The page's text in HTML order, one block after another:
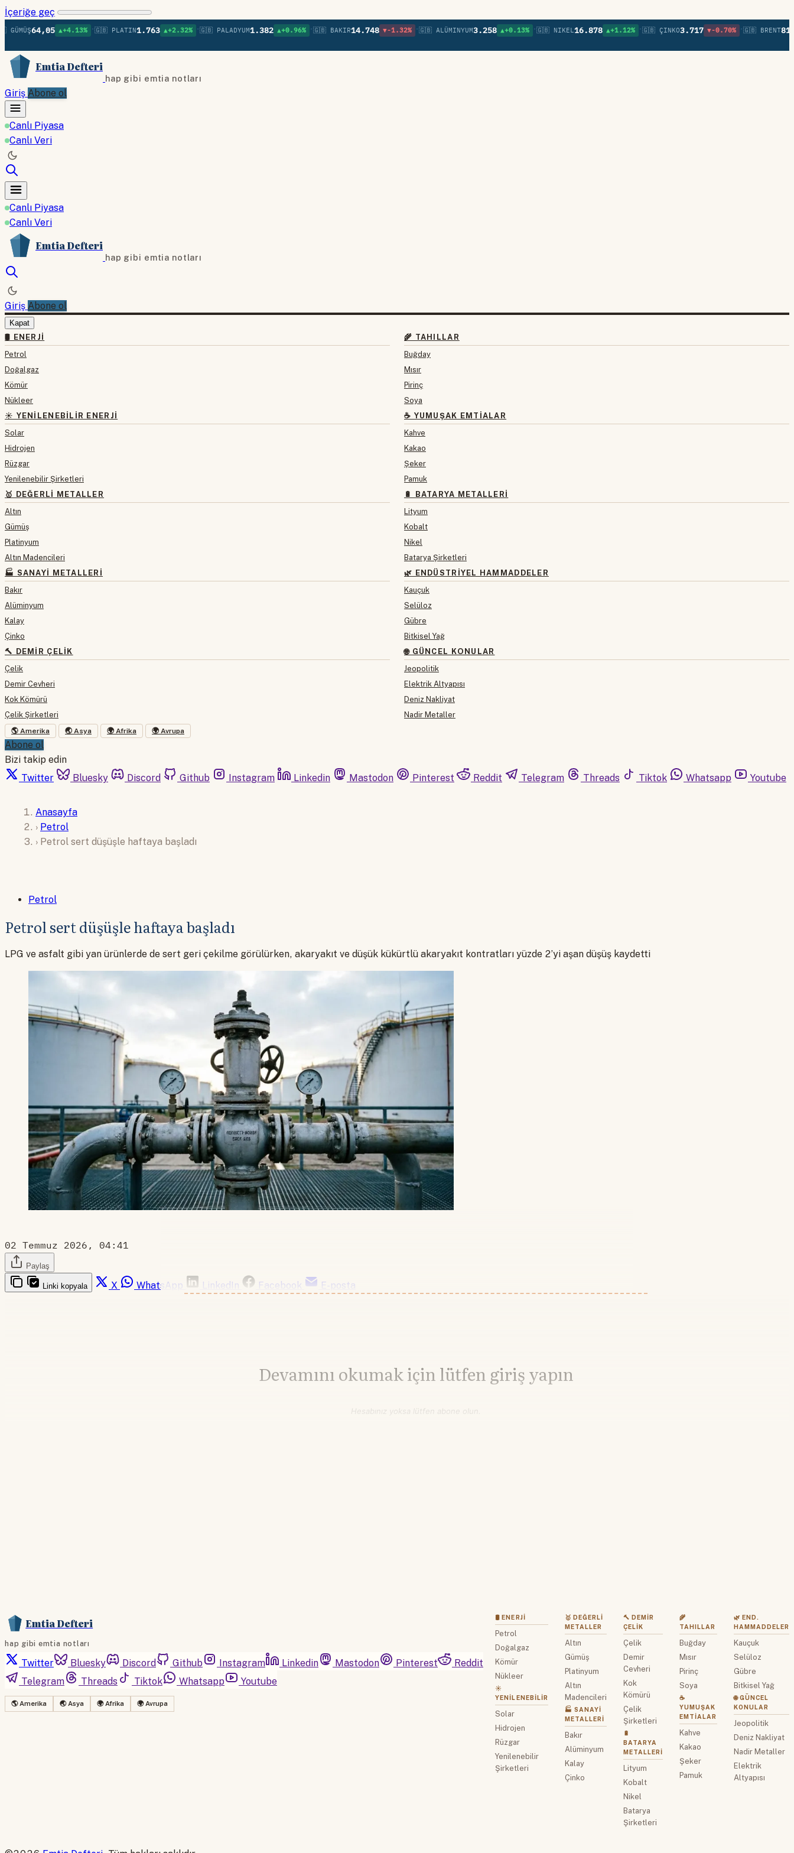
İçeriğe geç
64,05 ▲+4.13% •🇬🇧 PLATIN1.763 ▲+2.32% •🇬🇧 PALADYUM1.382 ▲+0.96% •🇬🇧 BAKIR14.748 ▼-1.32% •🇬🇧 ALÜMINYUM3.258 ▲+0.13% •🇬🇧 NIKEL16.878 ▲+1.12% •🇬🇧 ÇINKO3.717 ▼-0.70% •🇬🇧 BRENT81,90
Emtia Defteri
hap gibi emtia notları
Giriş Abone ol
Canlı Piyasa
Canlı Veri
Canlı Piyasa
Canlı Veri
Emtia Defteri
hap gibi emtia notları
Giriş Abone ol
Kapat
🛢 ENERJI
Petrol
Doğalgaz
Kömür
Nükleer
☀️ YENILENEBILIR ENERJI
Solar
Hidrojen
Rüzgar
Yenilenebilir Şirketleri
🥇 DEĞERLI METALLER
Altın
Gümüş
Platinyum
Altın Madencileri
🏭 SANAYI METALLERI
Bakır
Alüminyum
Kalay
Çinko
🔨 DEMIR ÇELIK
Çelik
Demir Cevheri
Kok Kömürü
Çelik Şirketleri
🌾 TAHILLAR
Buğday
Mısır
Pirinç
Soya
☕ YUMUŞAK EMTIALAR
Kahve
Kakao
Şeker
Pamuk
🔋 BATARYA METALLERI
Lityum
Kobalt
Nikel
Batarya Şirketleri
🌿 ENDÜSTRIYEL HAMMADDELER
Kauçuk
Selüloz
Gübre
Bitkisel Yağ
🌐 GÜNCEL KONULAR
Jeopolitik
Elektrik Altyapısı
Deniz Nakliyat
Nadir Metaller
🌎 Amerika 🌏 Asya 🌍 Afrika 🌍 Avrupa
Abone ol
Bizi takip edin
Twitter
Bluesky Discord Github Instagram Linkedin Mastodon Pinterest Reddit Telegram Threads Tiktok Whatsapp Youtube
Anasayfa
› Petrol
› Petrol sert düşüşle haftaya başladı
Petrol
Petrol sert düşüşle haftaya başladı
LPG ve asfalt gibi yan ürünlerde de sert geri çekilme görülürken, akaryakıt ve düşük kükürtlü akaryakıt kontratları yüzde 2’yi aşan düşüş kaydetti
02 Temmuz 2026, 04:41
Paylaş
Linki kopyala X WhatsApp LinkedIn Facebook E-posta
Devamını okumak için lütfen giriş yapın
Hesabınız yoksa lütfen abone olun.
Emtia Defteri
hap gibi emtia notları
Twitter Bluesky Discord Github Instagram Linkedin Mastodon Pinterest
Reddit
Telegram
Threads Tiktok Whatsapp Youtube
🌎 Amerika 🌏 Asya 🌍 Afrika 🌍 Avrupa
🛢 ENERJI
Petrol
Doğalgaz
Kömür
Nükleer
☀️
YENILENEBILIR
Solar
Hidrojen
Rüzgar
Yenilenebilir
Şirketleri
🥇 DEĞERLI
METALLER
Altın
Gümüş
Platinyum
Altın
Madencileri
🏭 SANAYI
METALLERI
Bakır
Alüminyum
Kalay
Çinko
🔨 DEMIR
ÇELIK
Çelik
Demir
Cevheri
Kok
Kömürü
Çelik
Şirketleri
🔋
BATARYA
METALLERI
Lityum
Kobalt
Nikel
Batarya
Şirketleri
🌾
TAHILLAR
Buğday
Mısır
Pirinç
Soya
☕
YUMUŞAK
EMTIALAR
Kahve
Kakao
Şeker
Pamuk
🌿 END.
HAMMADDELER
Kauçuk
Selüloz
Gübre
Bitkisel Yağ
🌐 GÜNCEL
KONULAR
Jeopolitik
Deniz Nakliyat
Nadir Metaller
Elektrik
Altyapısı